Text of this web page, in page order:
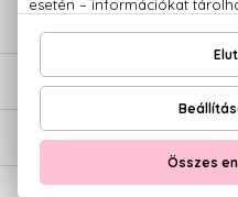
ÉRTÉKELÉSEK (0)
SZÁLLÍTÁS